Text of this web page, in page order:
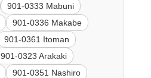
901-0333 Mabuni
901-0336 Makabe
901-0361 Itoman
901-0323 Arakaki
901-0351 Nashiro